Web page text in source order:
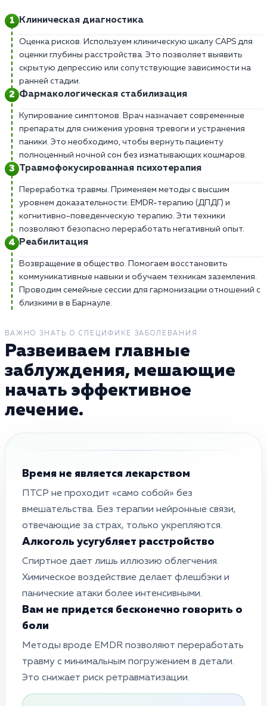
Клиническая диагностика
Оценка рисков. Используем клиническую шкалу CAPS для
оценки глубины расстройства. Это позволяет выявить
скрытую депрессию или сопутствующие зависимости на
ранней стадии.
Фармакологическая стабилизация
Купирование симптомов. Врач назначает современные
препараты для снижения уровня тревоги и устранения
паники. Это необходимо, чтобы вернуть пациенту
полноценный ночной сон без изматывающих кошмаров.
Травмофокусированная психотерапия
Переработка травмы. Применяем методы с высшим
уровнем доказательности: EMDR-терапию (ДПДГ) и
когнитивно-поведенческую терапию. Эти техники
позволяют безопасно переработать негативный опыт.
Реабилитация
Возвращение в общество. Помогаем восстановить
коммуникативные навыки и обучаем техникам заземления.
Проводим семейные сессии для гармонизации отношений с
близкими в в Барнауле.
ВАЖНО ЗНАТЬ О СПЕЦИФИКЕ ЗАБОЛЕВАНИЯ
Развеиваем главные
заблуждения, мешающие
начать эффективное
лечение.
Время не является лекарством
ПТСР не проходит «само собой» без
вмешательства. Без терапии нейронные связи,
отвечающие за страх, только укрепляются.
Алкоголь усугубляет расстройство
Спиртное дает лишь иллюзию облегчения.
Химическое воздействие делает флешбэки и
панические атаки более интенсивными.
Вам не придется бесконечно говорить о
боли
Методы вроде EMDR позволяют переработать
травму с минимальным погружением в детали.
Это снижает риск ретравматизации.